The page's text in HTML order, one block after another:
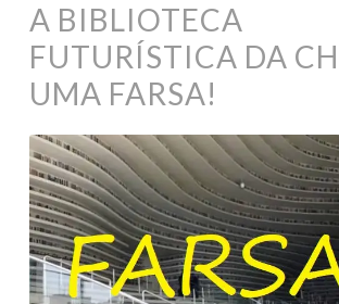
A BIBLIOTECA
FUTURÍSTICA DA
UMA FARSA!